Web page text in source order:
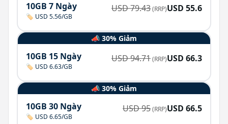
10GB 7 Ngày
🏷️ USD 5.56/GB
USD79.43(RRP)USD 55.6
📣 30% Giảm
10GB 15 Ngày
🏷️ USD 6.63/GB
USD94.71(RRP)USD 66.3
📣 30% Giảm
10GB 30 Ngày
🏷️ USD 6.65/GB
USD95(RRP)USD 66.5